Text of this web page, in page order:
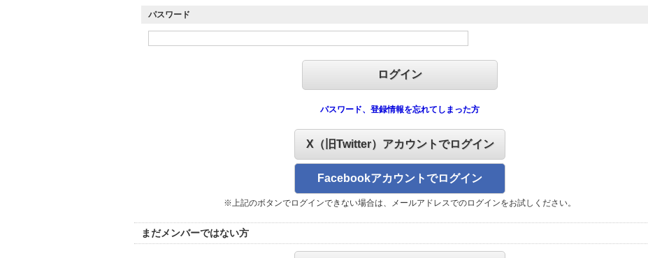
パスワード
パスワード、登録情報を忘れてしまった方
X（旧Twitter）アカウントでログイン
Facebookアカウントでログイン
※上記のボタンでログインできない場合は、メールアドレスでのログインをお試しください。
まだメンバーではない方